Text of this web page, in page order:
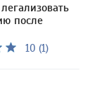
после
10 (1)